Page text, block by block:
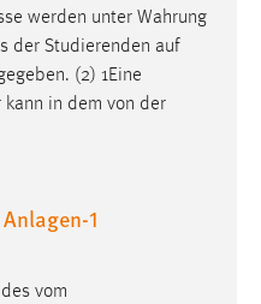
werden unter Wahrung
der Studierenden auf
(2) 1Eine
in dem von der
1
vom